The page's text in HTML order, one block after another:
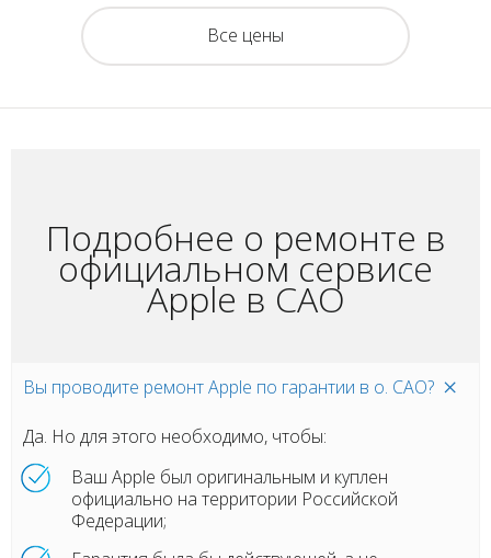
Все цены
Подробнее о ремонте в
официальном сервисе
Apple в САО
Вы проводите ремонт Apple по гарантии в о. САО?
Да. Но для этого необходимо, чтобы:
Ваш Apple был оригинальным и куплен
официально на территории Российской
Федерации;